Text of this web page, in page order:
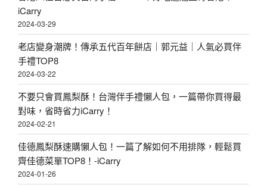
iCarry
2024-03-29
老店變身潮牌！傳承五代百年餅店｜郭元益｜人氣必買伴
手禮TOP8
2024-03-22
不要只會買鳳梨酥！台灣伴手禮懶人包，一篇帶你買得最
對味，省時省力iCarry！
2024-02-21
佳德鳳梨酥速購懶人包！一篇了解如何不用排隊，輕鬆買
齊佳德菜單TOP8！-iCarry
2024-01-26